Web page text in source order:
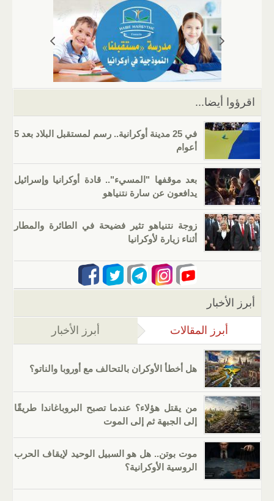
k
er
e
dI
n
g
er
gr
a
m
s
A
p
p
اقرؤوا أيضا...
في 25 مدينة أوكرانية.. رسم لمستقبل البلاد بعد 5
أعوام
بعد موقفها "المسيء".. قادة أوكرانيا وإسرائيل
يدافعون عن سارة نتنياهو
زوجة نتنياهو تثير فضيحة في الطائرة والمطار
أثناء زيارة لأوكرانيا
أبرز الأخبار
أبرز المقالات (علامة التبويب النشطة)
أبرز الأخبار
هل أخطأ الأوكران بالتحالف مع أوروبا والناتو؟
من يقتل هؤلاء؟ عندما تصبح البروباغاندا طريقًا
إلى الجبهة ثم إلى الموت
موت بوتن.. هل هو السبيل الوحيد لإيقاف الحرب
الروسية الأوكرانية؟